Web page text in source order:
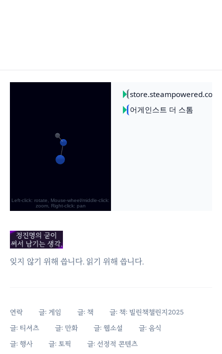
잊지 않기 위해 씁니다. 읽기 위해 씁니다.
연락 글: 게임 글: 책
글: 책: 빌린책챌린지2025
글: 티셔츠
글: 만화 글: 웹소설
글: 음식
글: 행사
글: 토픽 글: 선정적 콘텐츠